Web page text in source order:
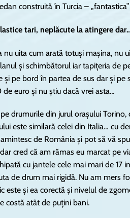
construită în Turcia –
tari, neplăcute la atingere
uita cum arată totuși mașina, nu
și schimbătorul iar tapițeria de
pe bord în partea de sus dar și
euro și nu știu dacă vrei asta…
drumurile din jurul orașului
este similară celei din Italia… cu
de România și pot să vă
cred că am rămas eu marcat pe
cu jantele cele mai mari de 17
de drum mai rigidă. Nu am mers
este și ea corectă și nivelul de
costă atât de puțini bani.